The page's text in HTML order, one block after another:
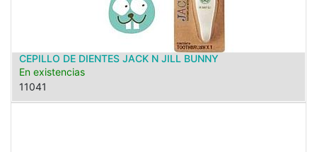
CEPILLO DE DIENTES JACK N JILL BUNNY
En existencias
11041